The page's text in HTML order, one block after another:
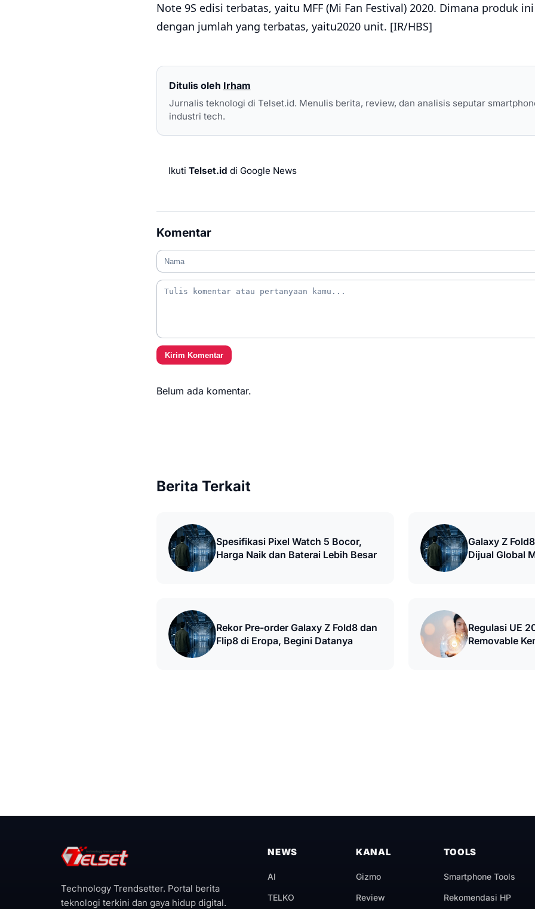
Note 9S edisi terbatas, yaitu MFF (Mi Fan Festival) 2020. Dimana produk
dengan jumlah yang terbatas, yaitu2020 unit. [IR/HBS]
Ditulis oleh Irham
Jurnalis teknologi di Telset.id. Menulis berita, review, dan analisis seputar
industri tech.
Ikuti Telset.id di Google News
Komentar
Kirim Komentar
Belum ada komentar.
Berita Terkait
Spesifikasi Pixel Watch 5 Bocor,
Harga Naik dan Baterai Lebih Besar
Galaxy Z
Dijual Global
Rekor Pre-order Galaxy Z Fold8 dan
Flip8 di Eropa, Begini Datanya
Regulasi UE
Removable
Technology Trendsetter. Portal berita
teknologi terkini dan gaya hidup digital.
NEWS
AI
TELKO
KANAL
Gizmo
Review
TOOLS
Smartphone Tools
Rekomendasi HP